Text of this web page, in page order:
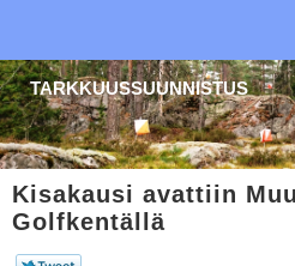
TARKKUUSSUUNNISTUS
Kisakausi avattiin
Golfkentällä